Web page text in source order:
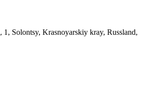
Solontsy, Krasnoyarskiy kray, Russland,